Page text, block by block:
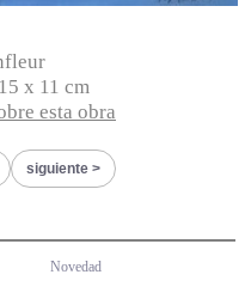
x 11 cm
esta obra
siguiente
Novedad